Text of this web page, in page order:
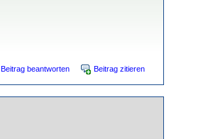
Beitrag beantworten Beitrag zitieren